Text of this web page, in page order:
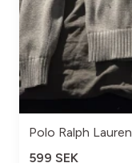
Polo Ralph Lauren
599 SEK